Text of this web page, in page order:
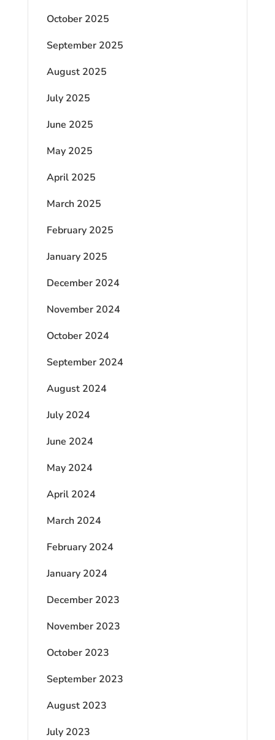
October 2025
September 2025
August 2025
July 2025
June 2025
May 2025
April 2025
March 2025
February 2025
January 2025
December 2024
November 2024
October 2024
September 2024
August 2024
July 2024
June 2024
May 2024
April 2024
March 2024
February 2024
January 2024
December 2023
November 2023
October 2023
September 2023
August 2023
July 2023